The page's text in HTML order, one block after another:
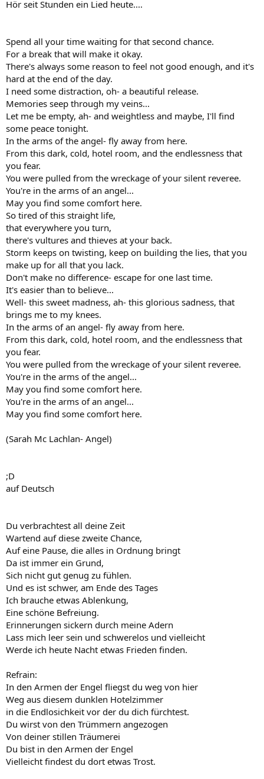
Hör seit Stunden ein Lied heute....
Spend all your time waiting for that second chance.
For a break that will make it okay.
There's always some reason to feel not good enough, and it's
hard at the end of the day.
I need some distraction, oh- a beautiful release.
Memories seep through my veins...
Let me be empty, ah- and weightless and maybe, I'll find
some peace tonight.
In the arms of the angel- fly away from here.
From this dark, cold, hotel room, and the endlessness that
you fear.
You were pulled from the wreckage of your silent reveree.
You're in the arms of an angel...
May you find some comfort here.
So tired of this straight life,
that everywhere you turn,
there's vultures and thieves at your back.
Storm keeps on twisting, keep on building the lies, that you
make up for all that you lack.
Don't make no difference- escape for one last time.
It's easier than to believe...
Well- this sweet madness, ah- this glorious sadness, that
brings me to my knees.
In the arms of an angel- fly away from here.
From this dark, cold, hotel room, and the endlessness that
you fear.
You were pulled from the wreckage of your silent reveree.
You're in the arms of the angel...
May you find some comfort here.
You're in the arms of an angel...
May you find some comfort here.
(Sarah Mc Lachlan- Angel)
;D
auf Deutsch
Du verbrachtest all deine Zeit
Wartend auf diese zweite Chance,
Auf eine Pause, die alles in Ordnung bringt
Da ist immer ein Grund,
Sich nicht gut genug zu fühlen.
Und es ist schwer, am Ende des Tages
Ich brauche etwas Ablenkung,
Eine schöne Befreiung.
Erinnerungen sickern durch meine Adern
Lass mich leer sein und schwerelos und vielleicht
Werde ich heute Nacht etwas Frieden finden.
Refrain:
In den Armen der Engel fliegst du weg von hier
Weg aus diesem dunklen Hotelzimmer
in die Endlosichkeit vor der du dich fürchtest.
Du wirst von den Trümmern angezogen
Von deiner stillen Träumerei
Du bist in den Armen der Engel
Vielleicht findest du dort etwas Trost.